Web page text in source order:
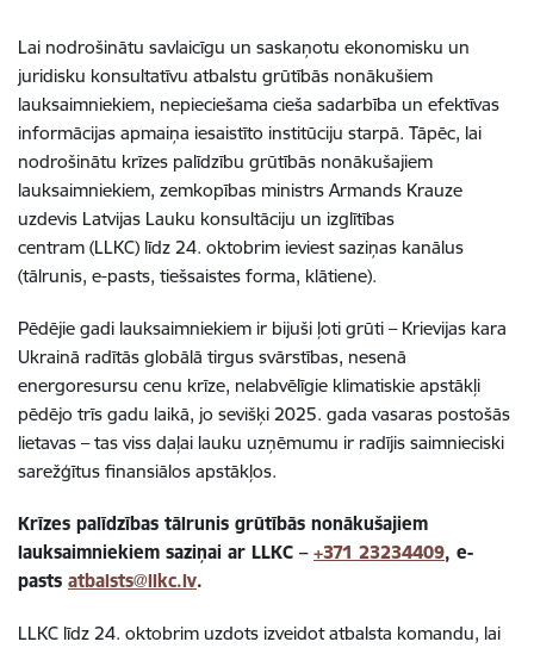
Lai nodrošinātu savlaicīgu un saskaņotu ekonomisku un
juridisku konsultatīvu atbalstu grūtībās nonākušiem
lauksaimniekiem, nepieciešama cieša sadarbība un efektīvas
informācijas apmaiņa iesaistīto institūciju starpā. Tāpēc, lai
nodrošinātu krīzes palīdzību grūtībās nonākušajiem
lauksaimniekiem, zemkopības ministrs Armands Krauze
uzdevis Latvijas Lauku konsultāciju un izglītības
centram (LLKC) līdz 24. oktobrim ieviest saziņas kanālus
(tālrunis, e-pasts, tiešsaistes forma, klātiene).
Pēdējie gadi lauksaimniekiem ir bijuši ļoti grūti – Krievijas kara
Ukrainā radītās globālā tirgus svārstības, nesenā
energoresursu cenu krīze, nelabvēlīgie klimatiskie apstākļi
pēdējo trīs gadu laikā, jo sevišķi 2025. gada vasaras postošās
lietavas – tas viss daļai lauku uzņēmumu ir radījis saimnieciski
sarežģītus finansiālos apstākļos.
Krīzes palīdzības tālrunis grūtībās nonākušajiem
lauksaimniekiem saziņai ar LLKC – +371 23234409, e-
pasts atbalsts@llkc.lv.
LLKC līdz 24. oktobrim uzdots izveidot atbalsta komandu, lai